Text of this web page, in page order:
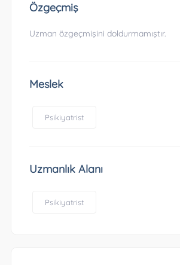
Özgeçmiş
Uzman özgeçmişini doldurmamıştır.
Meslek
Psikiyatrist
Uzmanlık Alanı
Psikiyatrist